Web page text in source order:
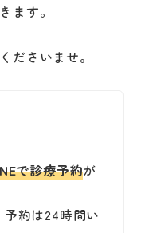
ます。
ださいませ。
で診療予約が
約は24時間い